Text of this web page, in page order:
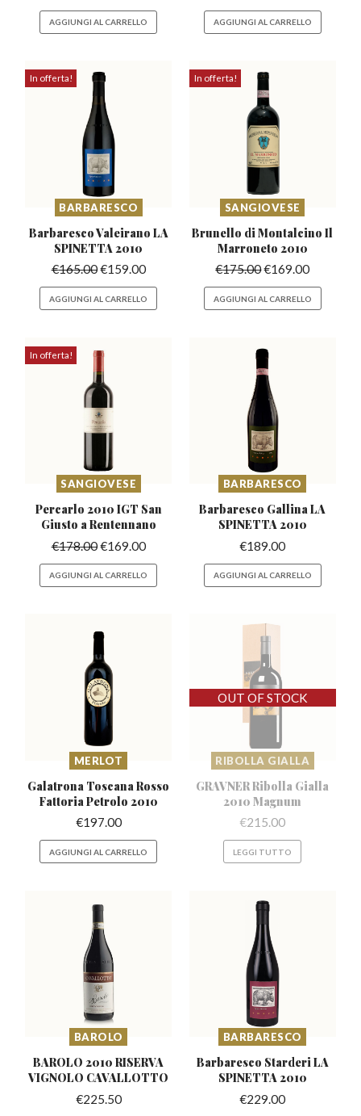
AGGIUNGI AL CARRELLO AGGIUNGI AL CARRELLO
In offerta!
BARBARESCO
Barbaresco Valeirano LA
SPINETTA 2010
€165.00€159.00
AGGIUNGI AL CARRELLO
In offerta!
SANGIOVESE
Brunello di MontalcinoIl
Marroneto 2010
€175.00€169.00
AGGIUNGI AL CARRELLO
In offerta!
SANGIOVESE
Percarlo 2010 IGT San
Giusto a Rentennano
€178.00€169.00
AGGIUNGI AL CARRELLO
BARBARESCO
Barbaresco GallinaLA
SPINETTA 2010
€189.00
AGGIUNGI AL CARRELLO
MERLOT
Galatrona Toscana Rosso
Fattoria Petrolo 2010
€197.00
AGGIUNGI AL CARRELLO
RIBOLLA GIALLA
GRAVNER Ribolla Gialla
2010 Magnum
€215.00
LEGGI TUTTO
BAROLO
BAROLO 2010 RISERVA
VIGNOLO CAVALLOTTO
€225.50
BARBARESCO
Barbaresco Starderi LA
SPINETTA 2010
€229.00